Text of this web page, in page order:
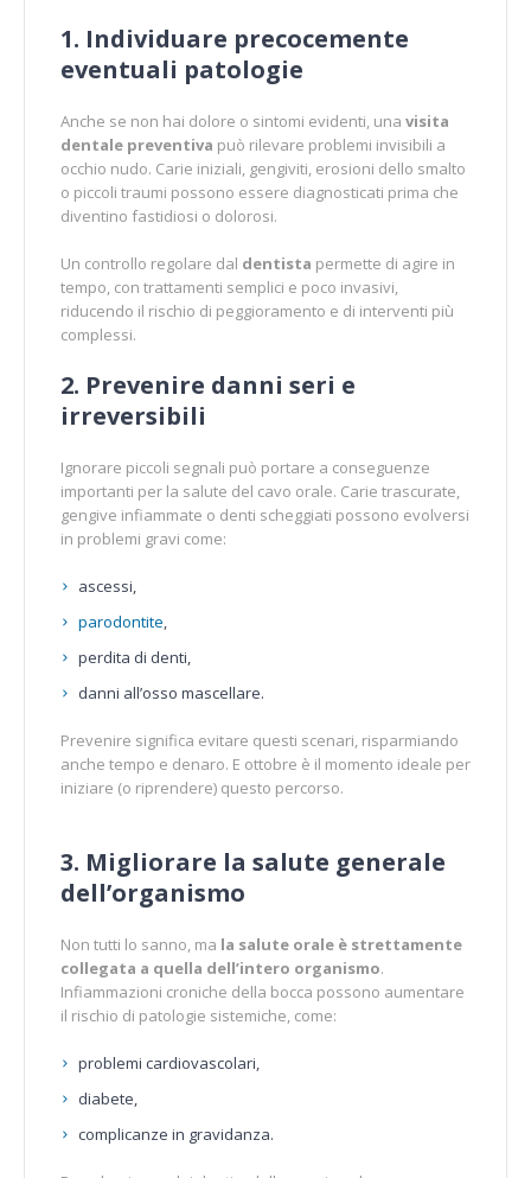
1. Individuare precocemente
eventuali patologie
Anche se non hai dolore o sintomi evidenti, una visita
dentale preventiva può rilevare problemi invisibili a
occhio nudo. Carie iniziali, gengiviti, erosioni dello smalto
o piccoli traumi possono essere diagnosticati prima che
diventino fastidiosi o dolorosi.
Un controllo regolare dal dentista permette di agire in
tempo, con trattamenti semplici e poco invasivi,
riducendo il rischio di peggioramento e di interventi più
complessi.
2. Prevenire danni seri e
irreversibili
Ignorare piccoli segnali può portare a conseguenze
importanti per la salute del cavo orale. Carie trascurate,
gengive infiammate o denti scheggiati possono evolversi
in problemi gravi come:
ascessi,
parodontite
perdita di denti,
danni all’osso mascellare.
Prevenire significa evitare questi scenari, risparmiando
anche tempo e denaro. E ottobre è il momento ideale per
iniziare (o riprendere) questo percorso.
3. Migliorare la salute generale
dell’organismo
Non tutti lo sanno, ma la salute orale è strettamente
collegata a quella dell’intero organismo.
Infiammazioni croniche della bocca possono aumentare
il rischio di patologie sistemiche, come:
problemi cardiovascolari,
diabete,
complicanze in gravidanza.